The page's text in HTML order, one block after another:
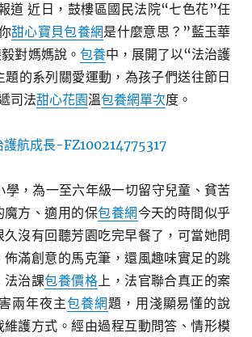
道 近日，鼓樓區國民法院“七色花”任
甜心寶貝包養網是什麼意思？”藍玉華
對媽媽說。 包養中，展開了以“法治護
的系列關愛運動，為孩子們送往節日
司法甜心花園溫包養網單次度。
，為一至六年級一切留守兒童、貧苦
魔方、適用的保包養網今天的時間似乎
沒有回聽芳園吃完早餐了，可當她問
滿創意的馬克筆，還風趣味實足的跳
法治課包養價格上，法官聯合真正的案
兩年夜主包養網題，用淺顯易懂的說
護方式。經由過程互動問答、情形模